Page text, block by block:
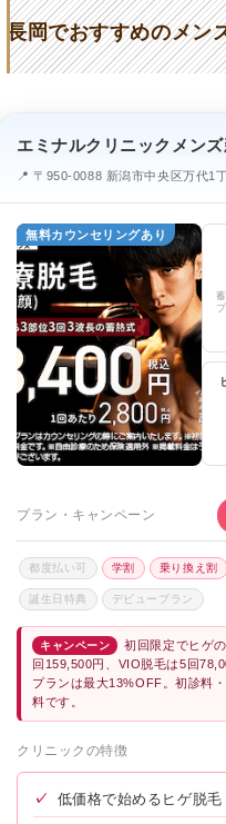
辻本皮フ科
長岡でおすすめのメン
エミナルクリニックメン
📍 〒950-0088 新潟市中央区万代
無料カウンセリングあり
プラン・キャンペーン
都度払い可 学割 乗り換え割
誕生日特典 デビュープラン
キャンペーン
初回限定でヒゲ
回159,500円、VIO脱毛は5回
プランは最大13%OFF。初診料
料です。
クリニックの特徴
✓ 低価格で始めるヒゲ脱毛